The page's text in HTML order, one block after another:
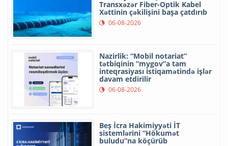
Transxəzər Fiber-Optik Kabel
Xəttinin çəkilişini başa çatdırıb
06-08-2026
Nazirlik: “Mobil notariat”
tətbiqinin “mygov”a tam
inteqrasiyası istiqamətində işlər
davam etdirilir
06-08-2026
Beş İcra Hakimiyyəti İT
sistemlərini “Hökumət
buludu”na köçürüb